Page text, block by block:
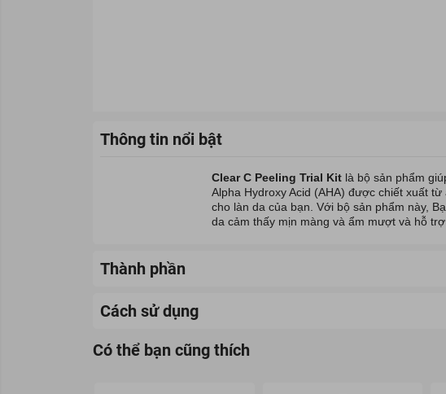
Thông tin nổi bật
Clear C Peeling Trial Kit là bộ sản phẩm
Alpha Hydroxy Acid (AHA) được chiết xuất
cho làn da của bạn. Với bộ sản phẩm này,
da cảm thấy mịn màng và ẩm mượt và hỗ
Thành phần
Cách sử dụng
Có thể bạn cũng thích